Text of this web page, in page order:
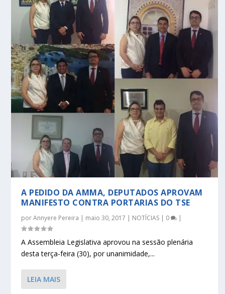
A PEDIDO DA AMMA, DEPUTADOS APROVAM
MANIFESTO CONTRA PORTARIAS DO TSE
porAnnyere Pereira | maio 30, 2017 | NOTÍCIAS | 0 |
A Assembleia Legislativa aprovou na sessão plenária
desta terça-feira (30), por unanimidade,...
LEIA MAIS